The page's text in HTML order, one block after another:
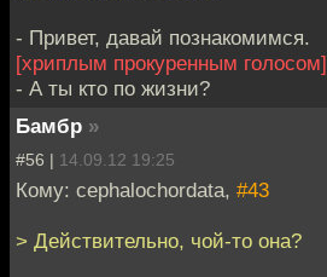
- Привет, давай познакомимся.
[хриплым прокуренным голосом]
- А ты кто по жизни?
Бамбр »
#56 | 14.09.12 19:25
Кому: cephalochordata, #43
> Действительно, чой-то она?